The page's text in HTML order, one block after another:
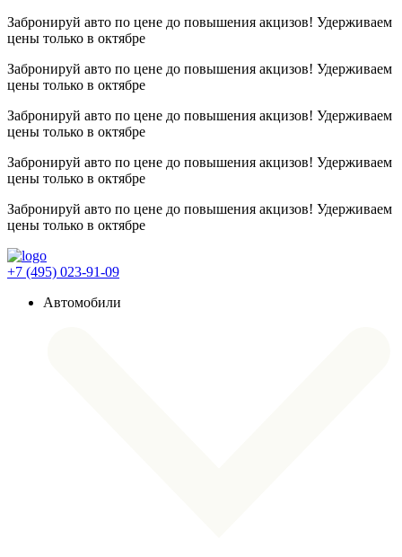
Забронируй авто по цене до повышения акцизов! Удерживаем
цены только в октябре
Забронируй авто по цене до повышения акцизов! Удерживаем
цены только в октябре
Забронируй авто по цене до повышения акцизов! Удерживаем
цены только в октябре
Забронируй авто по цене до повышения акцизов! Удерживаем
цены только в октябре
Забронируй авто по цене до повышения акцизов! Удерживаем
цены только в октябре
+7 (495) 023-91-09
Автомобили